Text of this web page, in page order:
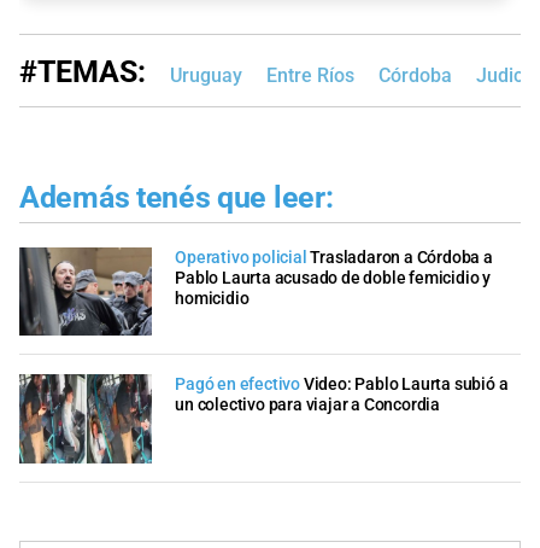
#TEMAS: Uruguay Entre Ríos Córdoba
Además tenés que leer:
Operativo policial Trasladaron a Córdoba a
Pablo Laurta acusado de doble femicidio y
homicidio
Pagó en efectivoVideo: Pablo Laurta subió a
un colectivo para viajar a Concordia